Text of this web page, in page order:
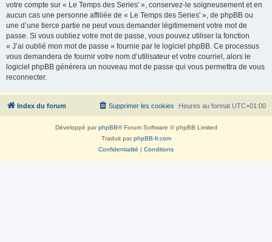
votre compte sur « Le Temps des Series' », conservez-le soigneusement et en
aucun cas une personne affiliée de « Le Temps des Series' », de phpBB ou
une d’une tierce partie ne peut vous demander légitimement votre mot de
passe. Si vous oubliez votre mot de passe, vous pouvez utiliser la fonction
« J’ai oublié mon mot de passe » fournie par le logiciel phpBB. Ce processus
vous demandera de fournir votre nom d’utilisateur et votre courriel, alors le
logiciel phpBB générera un nouveau mot de passe qui vous permettra de vous
reconnecter.
Index du forum Heures au format UTC+01:00
Supprimer les cookies
Développé parphpBB® Forum Software © phpBB Limited
Traduit parphpBB-fr.com
Confidentialité | Conditions